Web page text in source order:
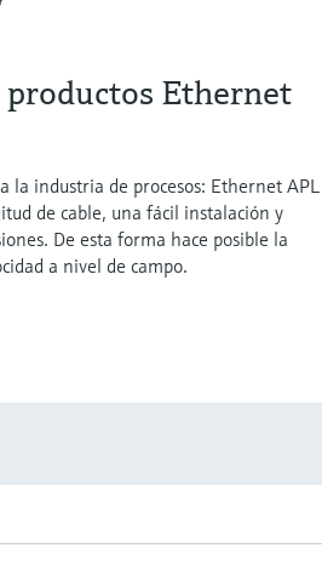
Ethernet
la industria de procesos: Ethernet APL
de cable, una fácil instalación y
De esta forma hace posible la
a nivel de campo.